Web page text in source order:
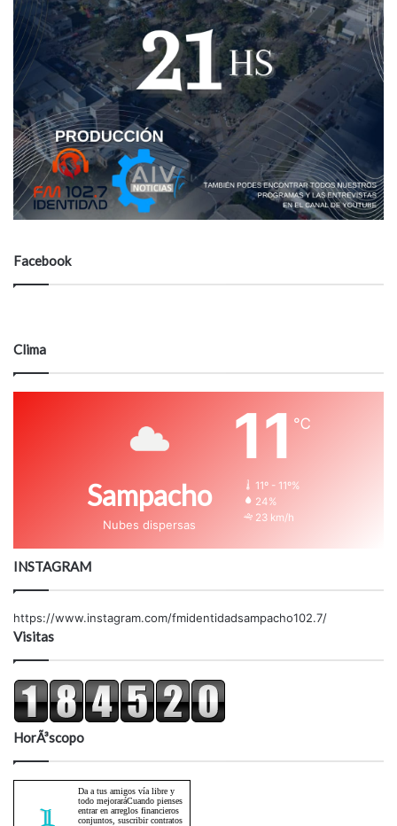
Facebook
Clima
Sampacho
Nubes dispersas
11 ℃
11º - 11º%
24%
23 km/h
INSTAGRAM
https://www.instagram.com/fmidentidadsampacho102.7/
Visitas
HorÃ³scopo